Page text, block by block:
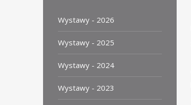
Wystawy - 2026
Wystawy - 2025
Wystawy - 2024
Wystawy - 2023